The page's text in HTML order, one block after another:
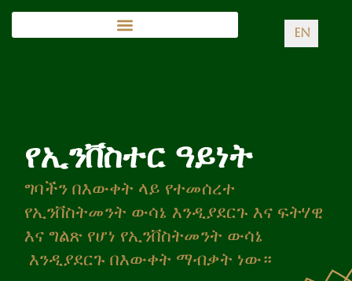
EN
የኢንቨስተር ዓይነት
ግባችን በእውቀት ላይ የተመሰረተ
የኢንቨስትመንት ውሳኔ እንዲያደርጉ እና ፍትሃዊ
እና ግልጽ የሆነ የኢንቨስትመንት ውሳኔ
እንዲያደርጉ በእውቀት ማብቃት ነው።